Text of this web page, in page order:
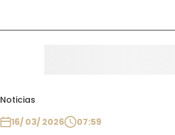
Noticias
16/ 03/ 2026
07:59